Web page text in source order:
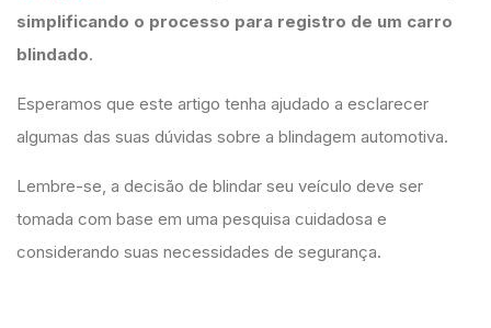
simplificando o processo para registro de um carro
blindado.
Esperamos que este artigo tenha ajudado a esclarecer
algumas das suas dúvidas sobre a blindagem automotiva.
Lembre-se, a decisão de blindar seu veículo deve ser
tomada com base em uma pesquisa cuidadosa e
considerando suas necessidades de segurança.